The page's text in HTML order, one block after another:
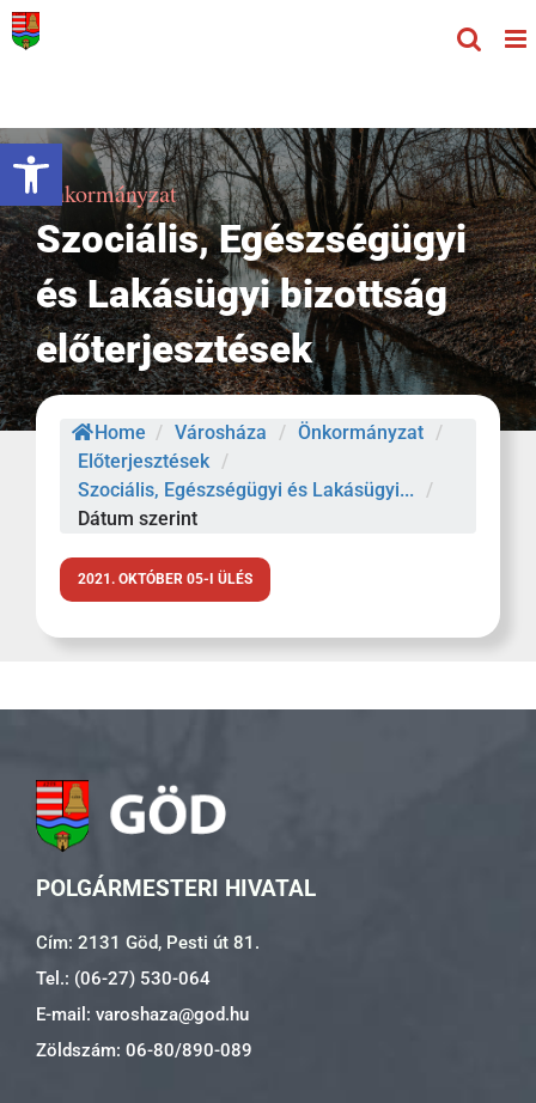
Eszköztár megnyitása
Kihagyás
Önkormányzat
Szociális, Egészségügyi
és Lakásügyi bizottság
előterjesztések
Home / Városháza / Önkormányzat /
Előterjesztések /
Szociális, Egészségügyi és Lakásügyi...
/
Dátum szerint
2021. OKTÓBER 05-I ÜLÉS
POLGÁRMESTERI HIVATAL
Cím: 2131 Göd, Pesti út 81.
Tel.: (06-27) 530-064
E-mail: varoshaza@god.hu
Zöldszám: 06-80/890-089